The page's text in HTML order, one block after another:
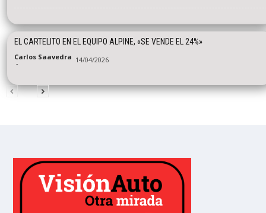
EL CARTELITO EN EL EQUIPO ALPINE, «SE VENDE EL 24%»
Carlos Saavedra
- 14/04/2026